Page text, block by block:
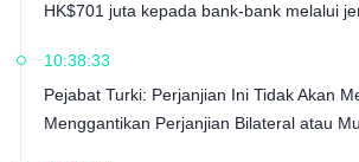
HK$701 juta kepada bank-bank melalui
10:38:33
Pejabat Turki: Perjanjian Ini Tidak Akan
Menggantikan Perjanjian Bilateral atau